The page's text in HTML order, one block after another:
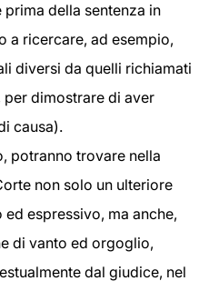
della sentenza in
a ricercare, ad esempio,
diversi da quelli richiamati
dimostrare di aver
causa).
potranno trovare nella
non solo un ulteriore
espressivo, ma anche,
di vanto ed orgoglio,
dal giudice, nel